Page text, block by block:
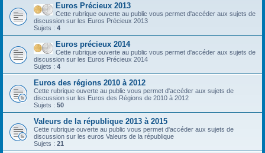
Euros Précieux 2013
Cette rubrique ouverte au public vous permet d'accéder aux sujets de
discussion sur les Euros Précieux 2013
Sujets : 4
Euros précieux 2014
Cette rubrique ouverte au public vous permet d'accéder aux sujets de
discussion sur les Euros Précieux 2014
Sujets : 4
Euros des régions 2010 à 2012
Cette rubrique ouverte au public vous permet d'accéder aux sujets de
discussion sur les Euros des Régions de 2010 à 2012
Sujets : 50
Valeurs de la république 2013 à 2015
Cette rubrique ouverte au public vous permet d'accéder aux sujets de
discussion sur les euros Valeurs de la république
Sujets : 21